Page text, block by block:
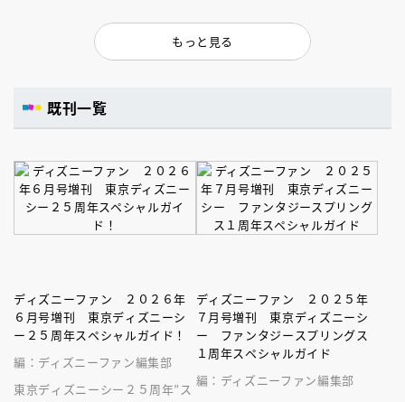
もっと見る
既刊一覧
ディズニーファン ２０２６年
６月号増刊 東京ディズニーシ
ー２５周年スペシャルガイド！
編：ディズニーファン編集部
東京ディズニーシー２５周年”ス
ディズニーファン ２０２５年
７月号増刊 東京ディズニーシ
ー ファンタジースプリングス
１周年スペシャルガイド
編：ディズニーファン編集部